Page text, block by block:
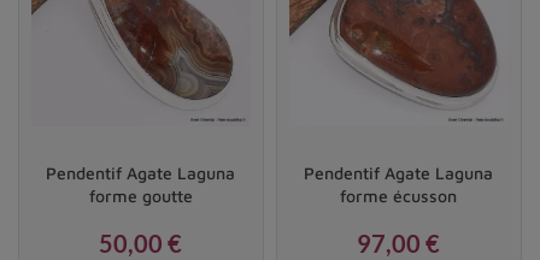
Pendentif Agate Laguna
forme goutte
50,00 €
Pendentif Agate Laguna
forme écusson
97,00 €